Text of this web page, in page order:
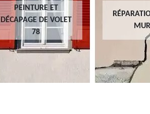
RÉPARATION FISSURE
MURS 78
ET